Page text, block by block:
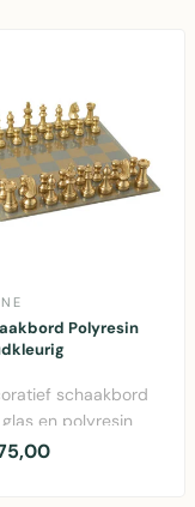
Polyresin
schaakbord
en polyresin